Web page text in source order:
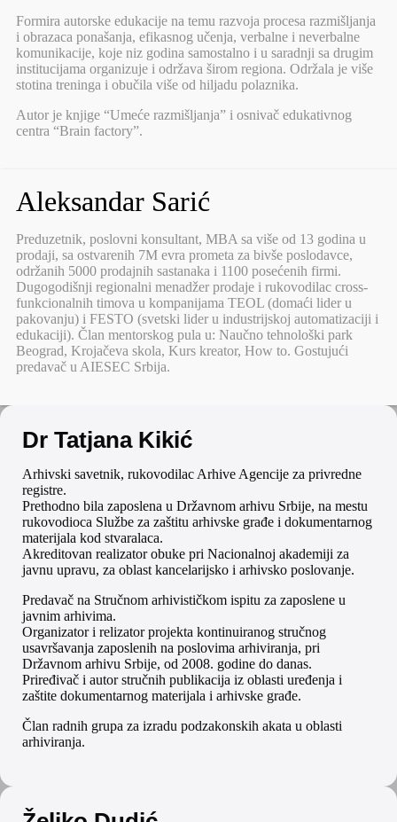
Formira autorske edukacije na temu razvoja procesa razmišljanja
i obrazaca ponašanja, efikasnog učenja, verbalne i neverbalne
komunikacije, koje niz godina samostalno i u saradnji sa drugim
institucijama organizuje i održava širom regiona. Održala je više
stotina treninga i obučila više od hiljadu polaznika.
Autor je knjige “Umeće razmišljanja” i osnivač edukativnog
centra “Brain factory”.
Aleksandar Sarić
Preduzetnik, poslovni konsultant, MBA sa više od 13 godina u
prodaji, sa ostvarenih 7M evra prometa za bivše poslodavce,
održanih 5000 prodajnih sastanaka i 1100 posećenih firmi.
Dugogodišnji regionalni menadžer prodaje i rukovodilac cross-
funkcionalnih timova u kompanijama TEOL (domaći lider u
pakovanju) i FESTO (svetski lider u industrijskoj automatizaciji i
edukaciji). Član mentorskog pula u: Naučno tehnološki park
Beograd, Krojačeva skola, Kurs kreator, How to. Gostujući
predavač u AIESEC Srbija.
Dr Tatjana Kikić
Arhivski savetnik, rukovodilac Arhive Agencije za privredne
registre.
Prethodno bila zaposlena u Državnom arhivu Srbije, na mestu
rukovodioca Službe za zaštitu arhivske građe i dokumentarnog
materijala kod stvaralaca.
Akreditovan realizator obuke pri Nacionalnoj akademiji za
javnu upravu, za oblast kancelarijsko i arhivsko poslovanje.
Predavač na Stručnom arhivističkom ispitu za zaposlene u
javnim arhivima.
Organizator i relizator projekta kontinuiranog stručnog
usavršavanja zaposlenih na poslovima arhiviranja, pri
Državnom arhivu Srbije, od 2008. godine do danas.
Priređivač i autor stručnih publikacija iz oblasti uređenja i
zaštite dokumentarnog materijala i arhivske građe.
Član radnih grupa za izradu podzakonskih akata u oblasti
arhiviranja.